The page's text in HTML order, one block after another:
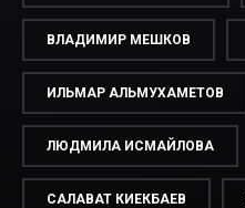
ВЛАДИМИР МЕШКОВ
ИЛЬМАР АЛЬМУХАМЕТОВ
ЛЮДМИЛА ИСМАЙЛОВА
САЛАВАТ КИЕКБАЕВ